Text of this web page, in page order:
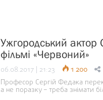
Ужгородський
фільмі «Червоний»
06.08.2017 | 21:23 1 200
Професор Сергій Федака
а не поразку – треба знімати